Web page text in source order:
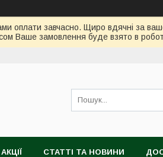
оплати завчасно. Щиро вдячні за
Ваше замовлення буде взято в
СТАТТІ ТА НОВИНИ